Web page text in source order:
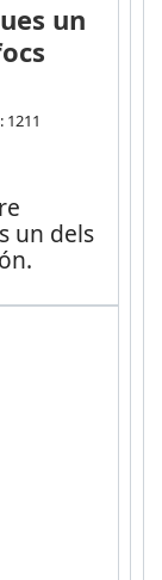
un
1211
un dels